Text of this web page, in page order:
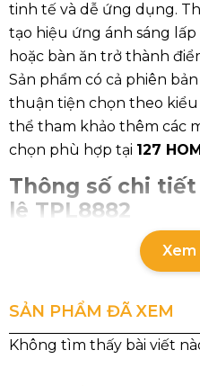
tinh tế và dễ ứng dụng.
tạo hiệu ứng ánh sáng
hoặc bàn ăn trở thành
Sản phẩm có cả phiên
thuận tiện chọn theo kiểu
thể tham khảo thêm các
chọn phù hợp tại 127
Thông số chi
lê TPL8882
SẢN PHẨM ĐÃ XEM